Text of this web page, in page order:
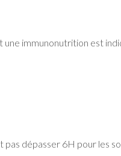
immunonutrition est
dépasser 6H pour les